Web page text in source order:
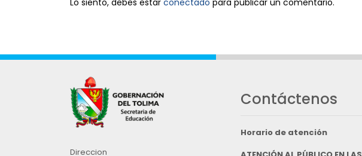
Lo siento, debes estar conectado para publicar un comentario.
Direccion
Contáctenos
Horario de atención